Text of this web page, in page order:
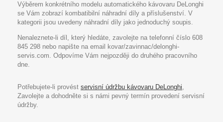
Výběrem konkrétního modelu automatického kávovaru DeLonghi
se Vám zobrazí kombatibilní náhradní díly a příslušenství. V
kategorii jsou uvedeny náhradní díly jako jednoduchý soupis.
Nenaleznete-li díl, který hledáte, zavolejte na telefonní číslo 608
845 298 nebo napište na email kovar/zavinnac/delonghi-
servis.com. Odpovíme Vám nejpozději do druhého pracovního
dne.
Potřebujete-li provést servisní údržbu kávovaru DeLonghi,
Zavolejte a dohodněte si s námi pevný termín provedení servisní
údržby.